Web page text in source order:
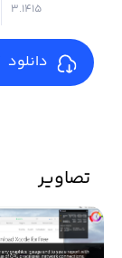
3.1415
دانلود
تصاویر